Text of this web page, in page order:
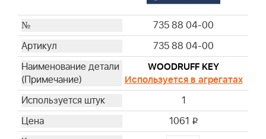
735 88 04-00
735 88 04-00
WOODRUFF KEY
Используется в агрегатах
1
1061 i